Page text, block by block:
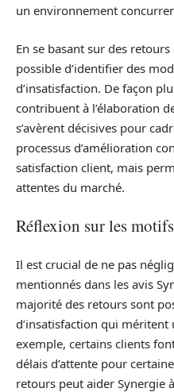
un environnement
En se basant sur des
possible d’identifier des
d’insatisfaction. De façon
contribuent à l’élaboration
s’avèrent décisives pour
processus d’amélioration
satisfaction client, mais
attentes du marché.
Réflexion sur les
Il est crucial de ne pas
mentionnés dans les avis
majorité des retours sont
d’insatisfaction qui
exemple, certains clients
délais d’attente pour
retours peut aider Synergie